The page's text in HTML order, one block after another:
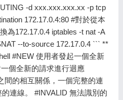
-d xxx.xxx.xxx.xx -p tcp
172.17.0.4:80 #對於從本
為172.17.0.4 iptables -t nat -A
--to-source 172.17.0.4 ``` **
#NEW 使用者發起一個全新
個全新的請求進行迴應
間的相互關係，一個完整的連
連線。 #INVALID 無法識別的